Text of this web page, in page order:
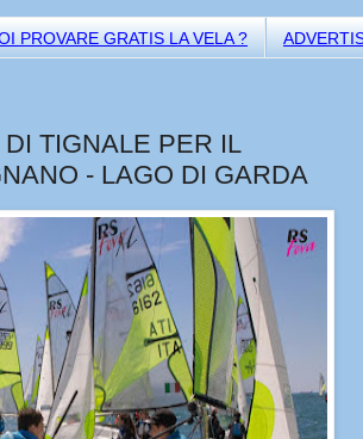
PROVARE GRATIS LA VELA ?
TIGNALE PER IL
- LAGO DI GARDA